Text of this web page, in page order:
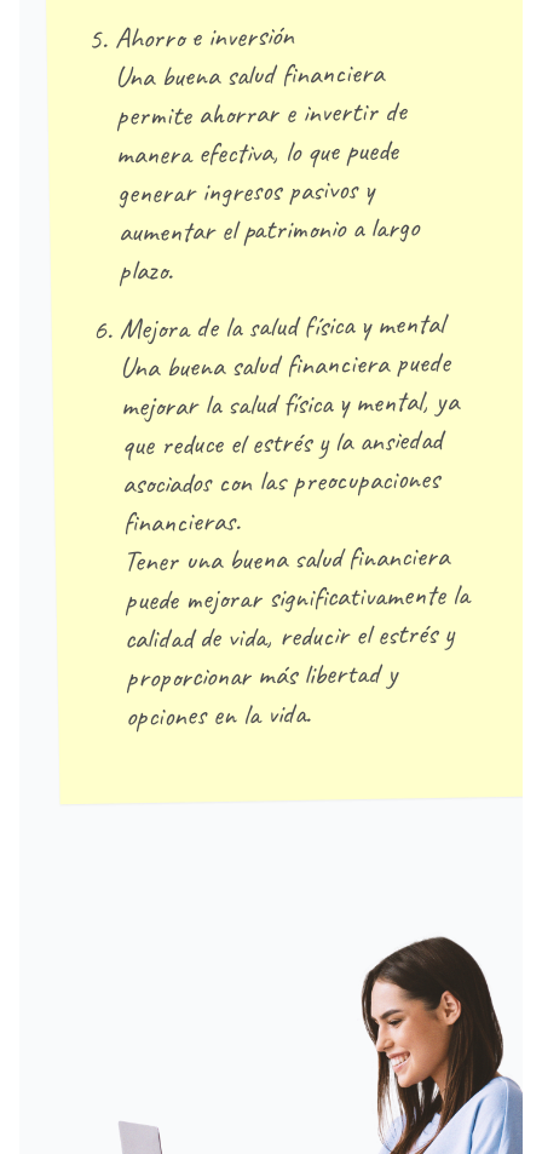
Ahorro e inversión
Una buena salud financiera
permite ahorrar e invertir de
manera efectiva, lo que puede
generar ingresos pasivos y
aumentar el patrimonio a largo
plazo.
Mejora de la salud física y mental
Una buena salud financiera puede
mejorar la salud física y mental, ya
que reduce el estrés y la ansiedad
asociados con las preocupaciones
financieras.
Tener una buena salud financiera
puede mejorar significativamente la
calidad de vida, reducir el estrés y
proporcionar más libertad y
opciones en la vida.